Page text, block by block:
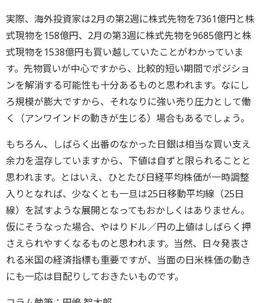
実際、海外投資家は2月の第2週に株式先物を7361億円と株
式現物を158億円、2月の第3週に株式先物を9685億円と株
式現物を1538億円も買い越していたことがわかっていま
す。先物買いが中心ですから、比較的短い期間でポジショ
ンを解消する可能性も十分あるものと思われます。なにし
ろ規模が膨大ですから、それなりに強い売り圧力として働
く（アンワインドの動きが生じる）場合もあるでしょう。
もちろん、しばらく出番のなかった日銀は相当な買い支え
余力を温存していますから、下値は自ずと限られることと
思われます。とはいえ、ひとたび日経平均株価が一時調整
入りとなれば、少なくとも一旦は25日移動平均線（25日
線）を試すような展開となってもおかしくはありません。
仮にそうなった場合、やはりドル／円の上値はしばらく押
さえられやすくなるものと思われます。当然、日々発表さ
れる米国の経済指標も重要ですが、当面の日米株価の動き
にも一応は目配りしておきたいものです。